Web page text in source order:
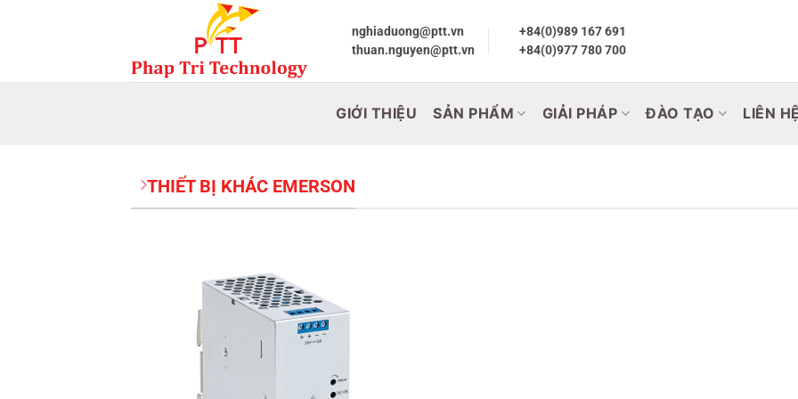
nghiaduong@ptt.vn
thuan.nguyen@ptt.vn
+84(0)989 167 691
+84(0)977 780 700
GIỚI THIỆU SẢN PHẨM GIẢI PHÁP ĐÀO TẠO LIÊN
THIẾT BỊ KHÁC EMERSON